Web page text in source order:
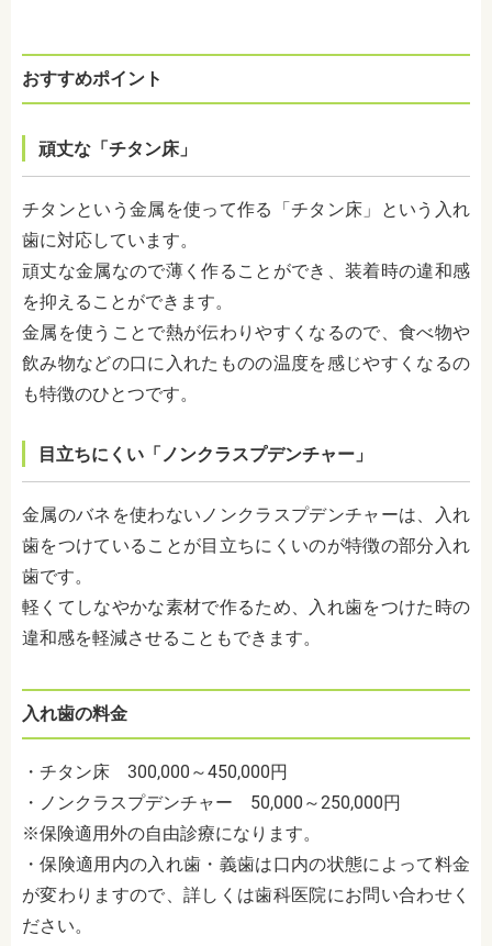
おすすめポイント
頑丈な「チタン床」
チタンという金属を使って作る「チタン床」という入れ
歯に対応しています。
頑丈な金属なので薄く作ることができ、装着時の違和感
を抑えることができます。
金属を使うことで熱が伝わりやすくなるので、食べ物や
飲み物などの口に入れたものの温度を感じやすくなるの
も特徴のひとつです。
目立ちにくい「ノンクラスプデンチャー」
金属のバネを使わないノンクラスプデンチャーは、入れ
歯をつけていることが目立ちにくいのが特徴の部分入れ
歯です。
軽くてしなやかな素材で作るため、入れ歯をつけた時の
違和感を軽減させることもできます。
入れ歯の料金
・チタン床 300,000～450,000円
・ノンクラスプデンチャー 50,000～250,000円
※保険適用外の自由診療になります。
・保険適用内の入れ歯・義歯は口内の状態によって料金
が変わりますので、詳しくは歯科医院にお問い合わせく
ださい。